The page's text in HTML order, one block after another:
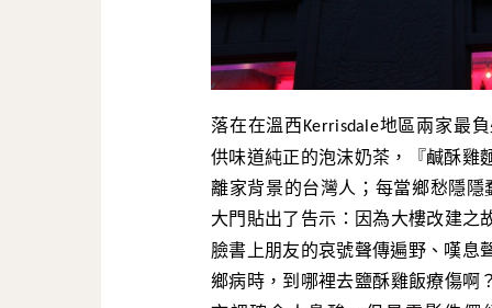
落在在溫西 Kerrisdale地區兩家最
供味道純正的泡沫奶茶，『鹹酥雞
離家背景的台灣人；每當鄉愁隱
大門貼出了告示：因為大樓改建之
臉書上朋友的哀號聲傳遍野、嘆息
鄉病時，到哪裡去鹽酥雞飯療傷啊